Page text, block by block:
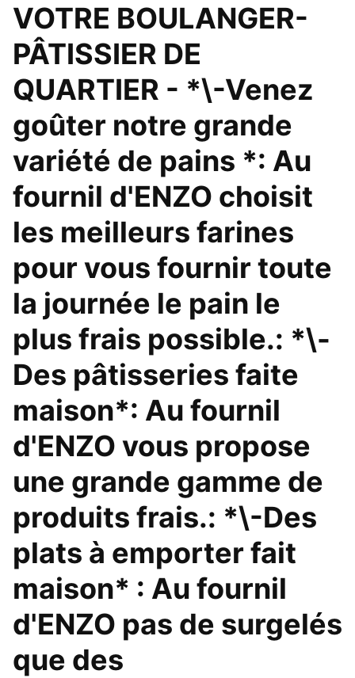
VOTRE BOULANGER-
PÂTISSIER DE
QUARTIER - *\-Venez
goûter notre grande
variété de pains *: Au
fournil d'ENZO choisit
les meilleurs farines
pour vous fournir toute
la journée le pain le
plus frais possible.: *\-
Des pâtisseries faite
maison*: Au fournil
d'ENZO vous propose
une grande gamme de
produits frais.: *\-Des
plats à emporter fait
maison* : Au fournil
d'ENZO pas de surgelés
que des